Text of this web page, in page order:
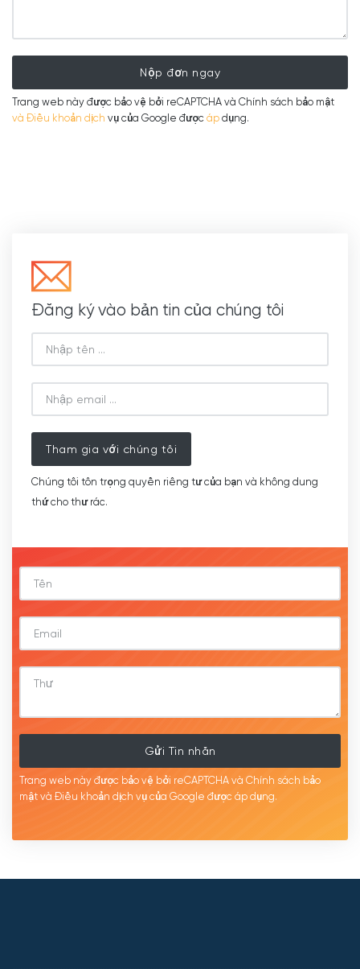
Nộp đơn ngay
Trang web này được bảo vệ bởi reCAPTCHA và Chính sách bảo mật
và Điều khoản dịch vụ của Google được áp dụng.
Đăng ký vào bản tin của chúng tôi
Tham gia với chúng tôi
Chúng tôi tôn trọng quyền riêng tư của bạn và không dung
thứ cho thư rác.
Gửi Tin nhắn
Trang web này được bảo vệ bởi reCAPTCHA và Chính sách bảo
mật và Điều khoản dịch vụ của Google được áp dụng.